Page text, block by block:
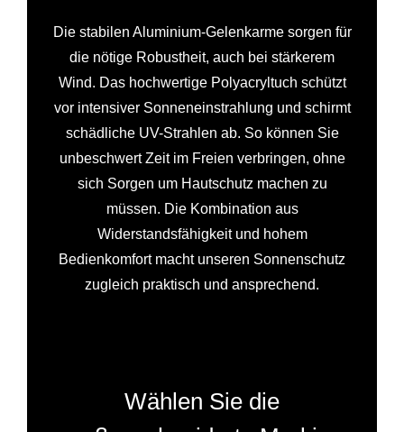
Die stabilen Aluminium-Gelenkarme sorgen für
die nötige Robustheit, auch bei stärkerem
Wind. Das hochwertige Polyacryltuch schützt
vor intensiver Sonneneinstrahlung und schirmt
schädliche UV-Strahlen ab. So können Sie
unbeschwert Zeit im Freien verbringen, ohne
sich Sorgen um Hautschutz machen zu
müssen. Die Kombination aus
Widerstandsfähigkeit und hohem
Bedienkomfort macht unseren Sonnenschutz
zugleich praktisch und ansprechend.
Wählen Sie die